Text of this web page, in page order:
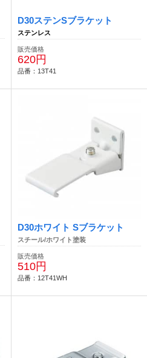
D30ステンSブラケット
ステンレス
販売価格
620円
品番：13T41
D30ホワイト Sブラケット
スチール/ホワイト塗装
販売価格
510円
品番：12T41WH